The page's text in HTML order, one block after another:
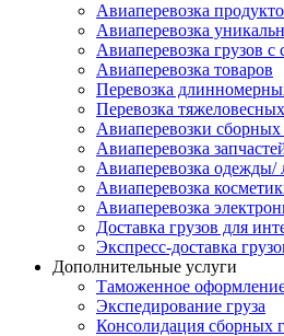
Авиаперевозка
Авиаперевозка
Авиаперевозка грузов
Авиаперевозка товаров
Перевозка
Перевозка
Авиаперевозки сборных
Авиаперевозка
Авиаперевозка
Авиаперевозка
Авиаперевозка
Доставка грузов для
Экспресс-доставка
Дополнительные услуги
Таможенное оформление
Экспедирование груза
Консолидация сборных